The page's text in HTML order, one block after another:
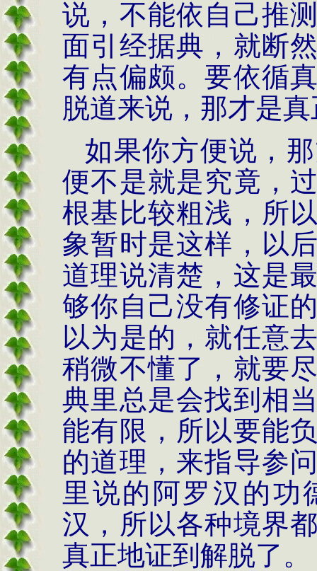
说，不能依自己推
面引经据典，就断
有点偏颇。要依循
脱道来说，那才是
如果你方便说，
便不是就是究竟，
根基比较粗浅，所
象暂时是这样，以
道理说清楚，这是
够你自己没有修证
以为是的，就任意
稍微不懂了，就要
典里总是会找到相
能有限，所以要能
的道理，来指导参
里说的阿罗汉的功
汉，所以各种境界
真正地证到解脱了。